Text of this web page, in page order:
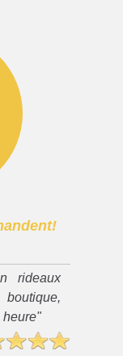
rideaux
heure"